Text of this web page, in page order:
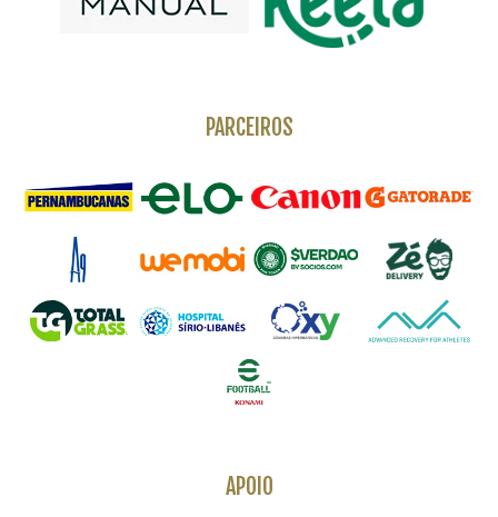
PARCEIROS
APOIO